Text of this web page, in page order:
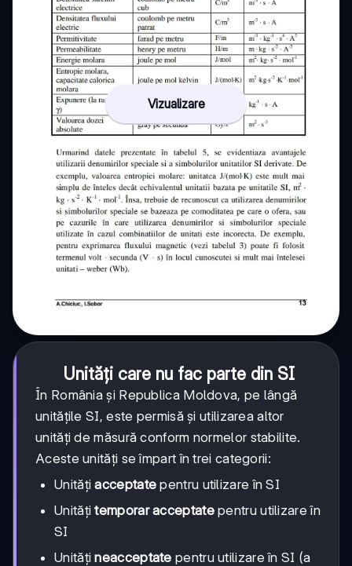
Vizualizare
Unități care nu fac parte din SI
În România și Republica Moldova, pe lângă
unitățile SI, este permisă și utilizarea altor
unități de măsură conform normelor stabilite.
Aceste unități se împart în trei categorii:
Unitățiacceptate pentru utilizare în SI
Unitățitemporar acceptatepentru utilizare în
SI
Unitățineacceptate pentru utilizare în SI (a